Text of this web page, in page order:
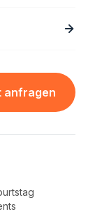
anfragen